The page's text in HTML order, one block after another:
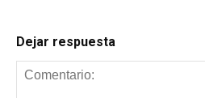
Dejar respuesta